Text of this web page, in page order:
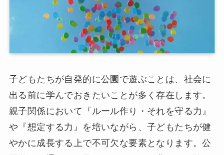
子どもたちが自発的に公園で遊ぶことは、社会に
出る前に学んでおきたいことが多く存在します。
親子関係において『ルール作り・それを守る力』
や『想定する力』を培いながら、子どもたちが健
やかに成長する上で不可欠な要素となります。公